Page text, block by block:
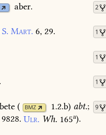
2
aber.
1
S. Mart. 6, 29.
1
1
9
( BMZ 1.2.b) abt.;
9828. Ulr. Wh. 165a).